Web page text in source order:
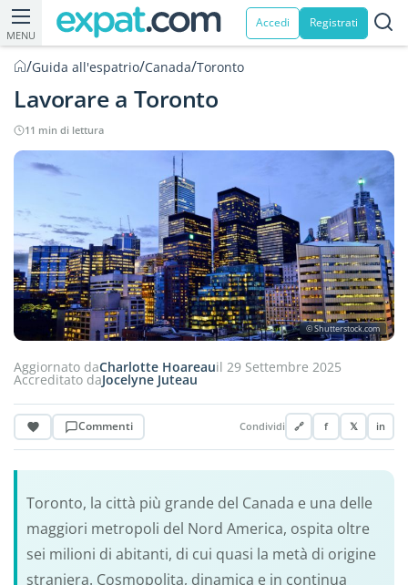
MENU
Accedi Registrati
/Guida all'espatrio/Canada/Toronto
Lavorare a Toronto
11 min di lettura
© Shutterstock.com
Aggiornato daCharlotte Hoareauil 29 Settembre 2025
Accreditato daJocelyne Juteau
Commenti Condividi 🔗 f 𝕏 in
Toronto, la città più grande del Canada e una delle
maggiori metropoli del Nord America, ospita oltre
sei milioni di abitanti, di cui quasi la metà di origine
straniera. Cosmopolita, dinamica e in continua